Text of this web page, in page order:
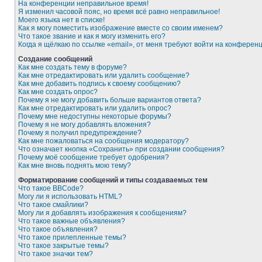
На конференции неправильное время!
Я изменил часовой пояс, но время всё равно неправильное!
Моего языка нет в списке!
Как я могу поместить изображение вместе со своим именем?
Что такое звание и как я могу изменить его?
Когда я щёлкаю по ссылке «email», от меня требуют войти на
Создание сообщений
Как мне создать тему в форуме?
Как мне отредактировать или удалить сообщение?
Как мне добавить подпись к своему сообщению?
Как мне создать опрос?
Почему я не могу добавить больше вариантов ответа?
Как мне отредактировать или удалить опрос?
Почему мне недоступны некоторые форумы?
Почему я не могу добавлять вложения?
Почему я получил предупреждение?
Как мне пожаловаться на сообщения модератору?
Что означает кнопка «Сохранить» при создании сообщения?
Почему моё сообщение требует одобрения?
Как мне вновь поднять мою тему?
Форматирование сообщений и типы создаваемых тем
Что такое BBCode?
Могу ли я использовать HTML?
Что такое смайлики?
Могу ли я добавлять изображения к сообщениям?
Что такое важные объявления?
Что такое объявления?
Что такое прилепленные темы?
Что такое закрытые темы?
Что такое значки тем?